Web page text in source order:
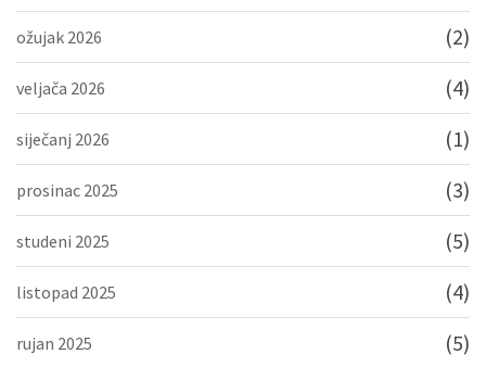
ožujak 2026 (2)
veljača 2026 (4)
siječanj 2026 (1)
prosinac 2025 (3)
studeni 2025 (5)
listopad 2025 (4)
rujan 2025 (5)